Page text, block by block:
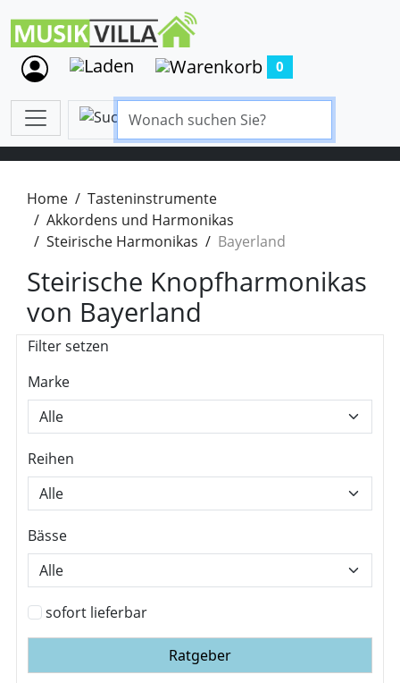
0
Home
Tasteninstrumente
Akkordens und Harmonikas
Steirische Harmonikas
Bayerland
Steirische Knopfharmonikas
von Bayerland
Filter setzen
Marke
Reihen
Bässe
sofort lieferbar
Ratgeber